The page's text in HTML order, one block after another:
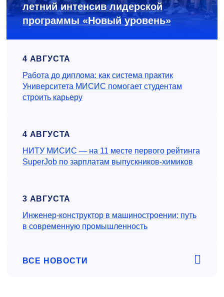
летний интенсив лидерской
программы «Новый уровень»
4 АВГУСТА
Работа до диплома: как система практик
Университета МИСИС помогает студентам
строить карьеру
4 АВГУСТА
НИТУ МИСИС — на 11 месте первого рейтинга
SuperJob по зарплатам выпускников-химиков
3 АВГУСТА
Инженер‑конструктор в машиностроении: путь
в современную промышленность
ВСЕ НОВОСТИ